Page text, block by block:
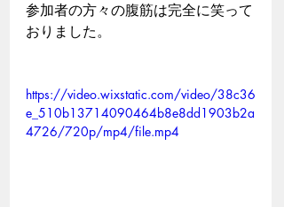
参加者の方々の腹筋は完全に笑って
おりました。
https://video.wixstatic.com/video/38c36
e_510b13714090464b8e8dd1903b2a
4726/720p/mp4/file.mp4